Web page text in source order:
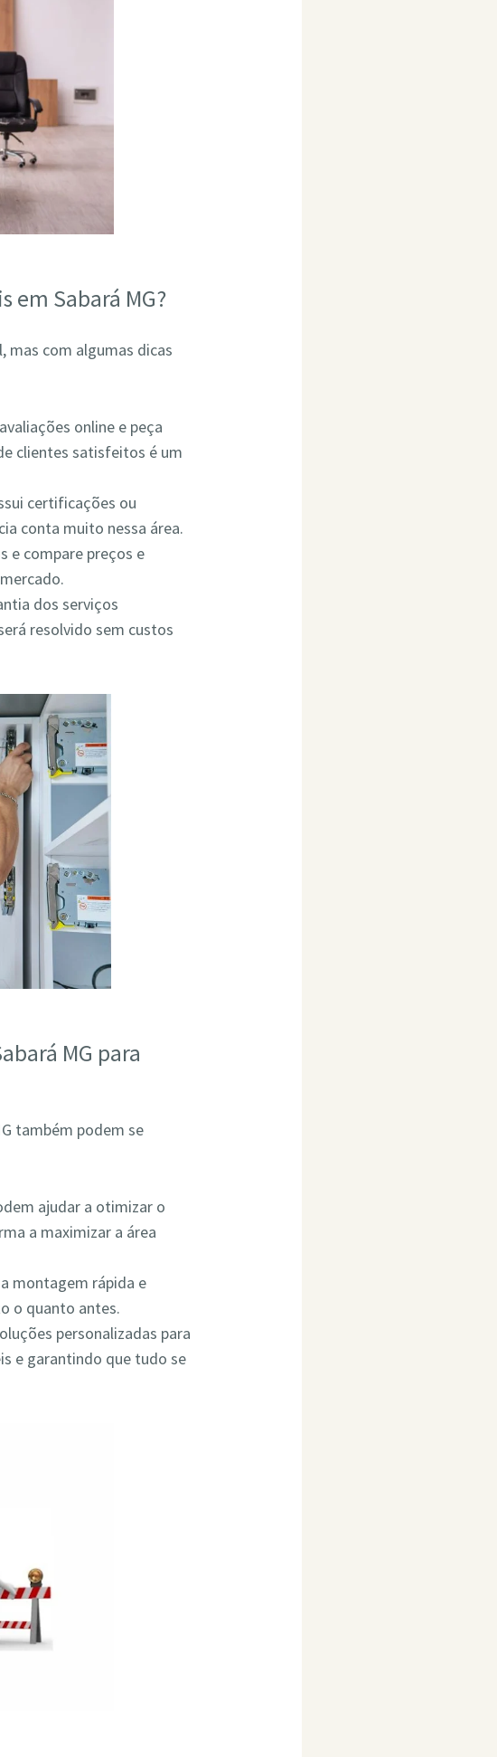
em Sabará MG?
mas com algumas dicas
online e peça
clientes satisfeitos é um
certificações ou
conta muito nessa área.
e compare preços e
dos serviços
resolvido sem custos
MG para
também podem se
ajudar a otimizar o
a maximizar a área
montagem rápida e
o quanto antes.
personalizadas para
e garantindo que tudo se